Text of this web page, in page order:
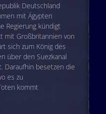
Deutschland
mit Ägypten
Regierung kündigt
mit Großbritannien von
sich zum König des
über den Suezkanal
Daraufhin besetzen die
es zu
kommt